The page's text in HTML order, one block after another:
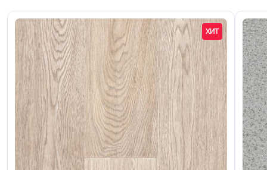
Область применения
детские сады / школы / больницы /
Страна производства Бельгии
Кабельканал Нет
Полы с подогревом
(max +27C)
Разрешено
ХИТ